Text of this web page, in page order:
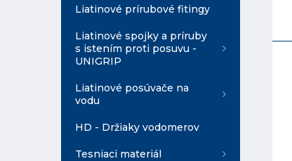
Liatinové prírubové fitingy
Liatinové spojky a príruby
s istením proti posuvu -
UNIGRIP
Liatinové posúvače na
vodu
HD - Držiaky vodomerov
Tesniaci materiál